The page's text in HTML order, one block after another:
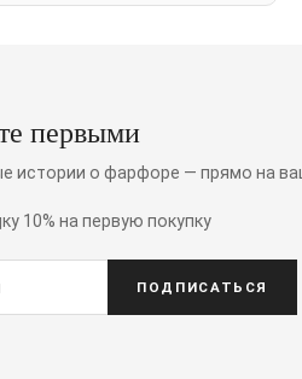
первыми
истории о фарфоре — прямо на
10% на первую покупку
ПОДПИСАТЬСЯ